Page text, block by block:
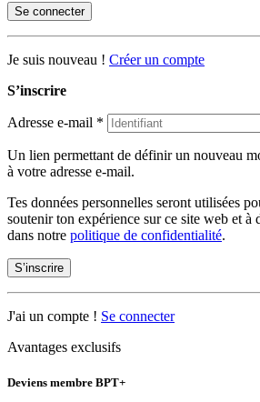
Se connecter
Je suis nouveau ! Créer un compte
S’inscrire
Adresse e-mail *
Un lien permettant de définir un nouveau
à votre adresse e-mail.
Tes données personnelles seront utilisées
soutenir ton expérience sur ce site web et à
dans notre politique de confidentialité.
S’inscrire
J'ai un compte ! Se connecter
Avantages exclusifs
Deviens membre BPT+